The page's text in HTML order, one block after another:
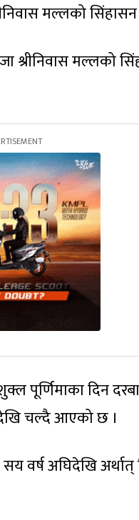
मल्लको
श्रीनिवास मल्लको
दिन
चल्दै आएको छ ।
वर्ष अघिदेखि